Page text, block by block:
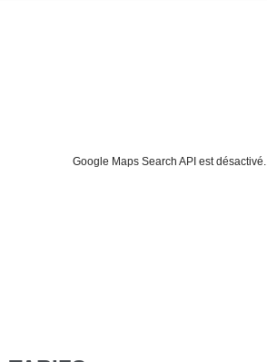
Google Maps Search API est désactivé.